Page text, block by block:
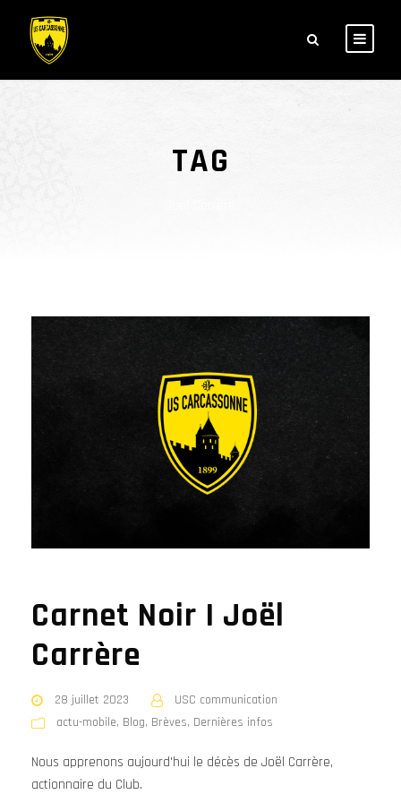
TAG
Carnet Noir I Joël
Carrère
28 juillet 2023
USC communication
actu-mobile, Blog, Brèves, Dernières infos
Nous apprenons aujourd'hui le décès de Joël Carrère,
actionnaire du Club.